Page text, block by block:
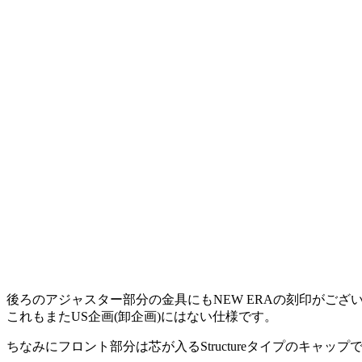
後ろのアジャスター部分の金具にもNEW ERAの刻印がござい
これもまたUS企画(卸企画)にはない仕様です。
ちなみにフロント部分は芯が入るStructureタイプのキャップで